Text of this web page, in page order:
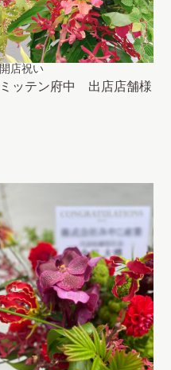
開店祝い
ミッテン府中 出店店舗様